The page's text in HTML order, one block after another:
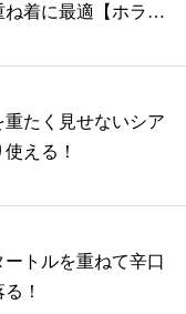
ね着に最適【ホラ
たく見せないシア
える！
トルを重ねて辛口
！